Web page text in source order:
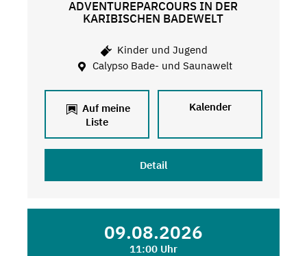
ADVENTUREPARCOURS IN DER
KARIBISCHEN BADEWELT
Kinder und Jugend
Calypso Bade- und Saunawelt
Auf meine
Liste
Kalender
Detail
09.08.2026
11:00 Uhr